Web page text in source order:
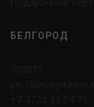
БЕЛГОРОД